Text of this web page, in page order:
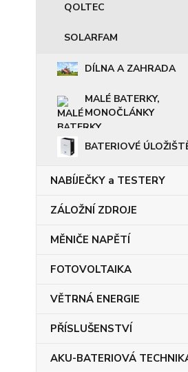
QOLTEC
SOLARFAM
DÍLNA A ZAHRADA
MALÉ BATERKY,
MONOČLÁNKY
BATERIOVÉ
NABÍJEČKY a TESTERY
ZÁLOŽNÍ ZDROJE
MĚNIČE NAPĚTÍ
FOTOVOLTAIKA
VĚTRNÁ ENERGIE
PŘÍSLUŠENSTVÍ
AKU-BATERIOVÁ